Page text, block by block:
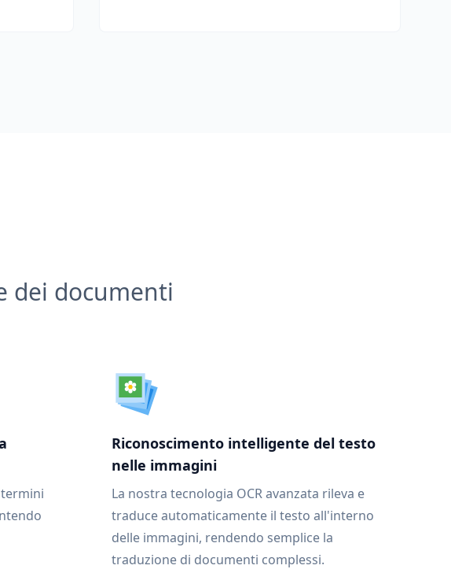
dei documenti
Riconoscimento intelligente del testo
nelle immagini
La nostra tecnologia OCR avanzata rileva e
traduce automaticamente il testo all'interno
delle immagini, rendendo semplice la
traduzione di documenti complessi.